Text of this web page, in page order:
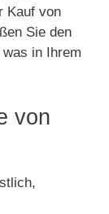
Kauf von
Sie den
in Ihrem
von